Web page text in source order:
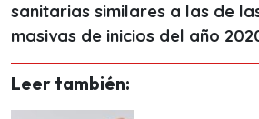
sanitarias similares a las de
masivas de inicios del año
Leer también: